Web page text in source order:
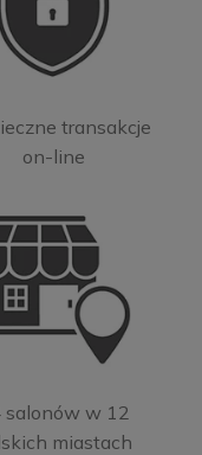
transakcje
on-line
salonów w 12
miastach